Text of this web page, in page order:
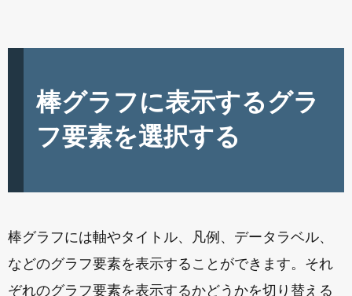
棒グラフに表示するグラ
フ要素を選択する
棒グラフには軸やタイトル、凡例、データラベル、
などのグラフ要素を表示することができます。それ
ぞれのグラフ要素を表示するかどうかを切り替える